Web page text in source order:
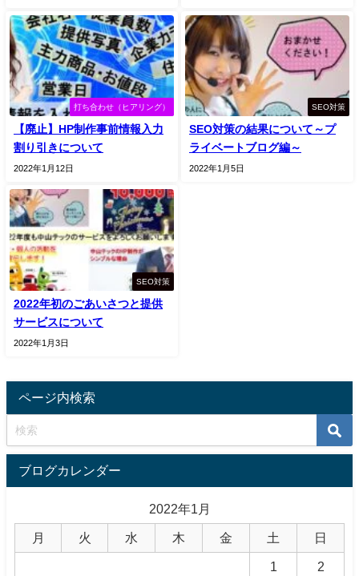
打ち合わせ（ヒアリング）
【廃止】HP制作事前情報入力
割り引きについて
2022年1月12日
SEO対策
SEO対策の結果について～プ
ライベートブログ編～
2022年1月5日
SEO対策
2022年初のごあいさつと提供
サービスについて
2022年1月3日
ページ内検索
ブログカレンダー
2022年1月
月 火 水 木 金 土 日
1 2